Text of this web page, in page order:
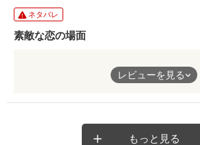
ネタバレ
素敵な恋の場面
短編でサクサク読めました。
レビューを見る
もっと見る